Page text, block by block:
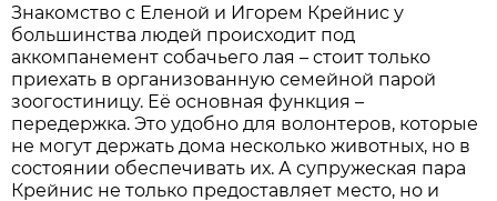
Знакомство с Еленой и Игорем Крейнис у
большинства людей происходит под
аккомпанемент собачьего лая – стоит только
приехать в организованную семейной парой
зоогостиницу. Её основная функция –
передержка. Это удобно для волонтеров, которые
не могут держать дома несколько животных, но в
состоянии обеспечивать их. А супружеская пара
Крейнис не только предоставляет место, но и